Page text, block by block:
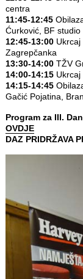
centra
11:45-12:45
Ćurković, BF studio
12:45-13:00Ukrcaj
Zagrepčanka
13:30-14:00TŽV
14:00-14:15Ukrcaj
14:15-14:45
Gačić Pojatina,
Program za III.
OVDJE
DAZ PRIDRŽAVA